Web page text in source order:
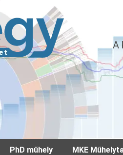
A
PhD műhely MKE